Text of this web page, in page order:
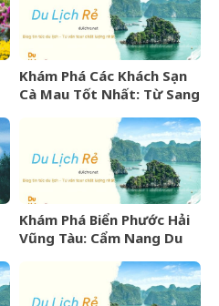
Khám Phá Các Khách Sạn
Cà Mau Tốt Nhất: Từ Sang
Khám Phá Biển Phước Hải
Vũng Tàu: Cẩm Nang Du